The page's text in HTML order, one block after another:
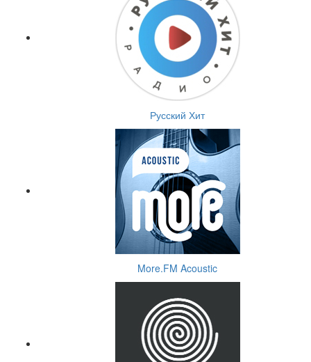
Русский Хит
More.FM Acoustic